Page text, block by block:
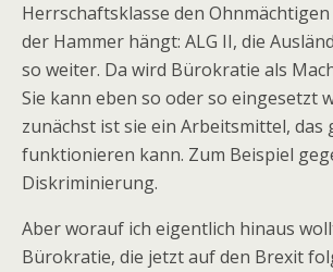
Herrschaftsklasse den
der Hammer hängt: ALG II, die
so weiter. Da wird Bürokratie als
Sie kann eben so oder so eingesetzt
zunächst ist sie ein Arbeitsmittel, das
funktionieren kann. Zum Beispiel
Diskriminierung.
Aber worauf ich eigentlich hinaus
Bürokratie, die jetzt auf den Brexit